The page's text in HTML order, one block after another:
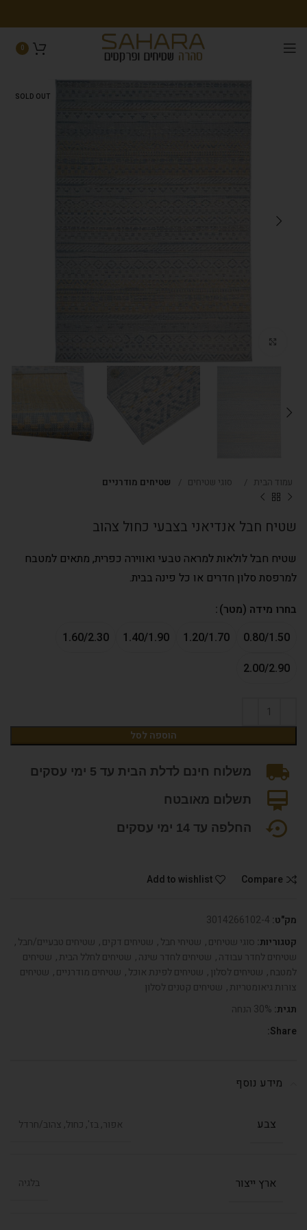
0
SOLD OUT
עמוד הבית סוגי שטיחים שטיחים מודרניים
שטיח חבל אנדיאני בצבעי כחול צהוב
שטיח חבל לולאות למראה טבעי ואווירה כפרית, מתאים למטבח
למרפסת סלון חדרים או כל פינה בבית.
בחרו מידה (מטר)
0.80/1.50
1.20/1.70
1.40/1.90
1.60/2.30
2.00/2.90
הוספה לסל
משלוח חינם לדלת הבית עד 5 ימי עסקים
תשלום מאובטח
החלפה עד 14 ימי עסקים
Compare
Add to wishlist
מק"ט: 3014266102-4
קטגוריות: סוגי שטיחים, שטיחי חבל, שטיחים דקים, שטיחים טבעיים/חבל,
שטיחים לחדר עבודה, שטיחים לחדר שינה, שטיחים לחלל הבית, שטיחים
למטבח, שטיחים לסלון, שטיחים לפינת אוכל, שטיחים מודרניים, שטיחים
צורות גיאומטריות, שטיחים קטנים לסלון
תגית: 30% הנחה
Share:
מידע נוסף
צבע אפור, בז', כחול, צהוב/חרדל
ארץ ייצור בלגיה